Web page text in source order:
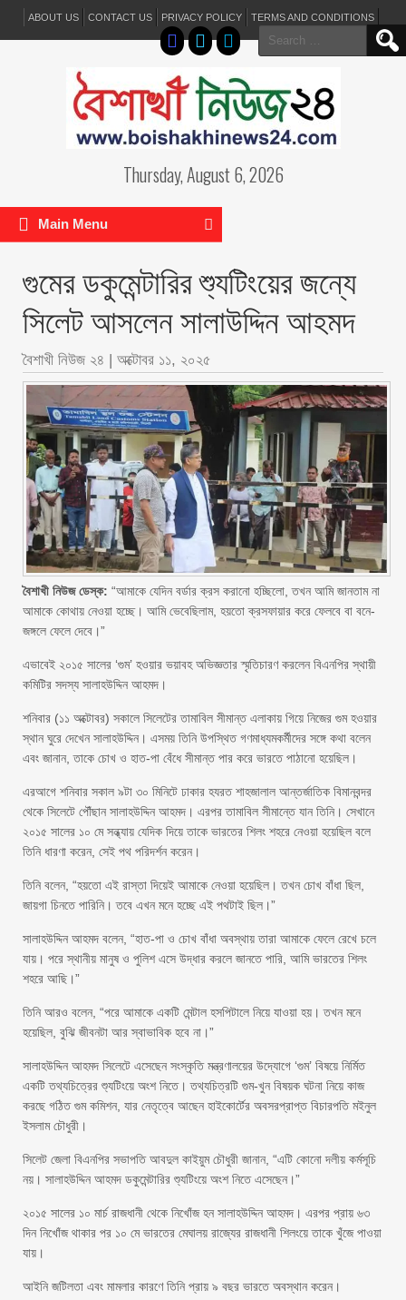
ABOUT US CONTACT US PRIVACY POLICY TERMS AND CONDITIONS
Search
for:
Thursday, August 6, 2026
Main Menu
গুমের ডকুমেন্টারির শ্যুটিংয়ের জন্যে
সিলেট আসলেন সালাউদ্দিন আহমদ
বৈশাখী নিউজ ২৪ | অক্টোবর ১১, ২০২৫
বৈশাখী নিউজ ডেস্ক: “আমাকে যেদিন বর্ডার ক্রস করানো হচ্ছিলো, তখন আমি জানতাম না
আমাকে কোথায় নেওয়া হচ্ছে। আমি ভেবেছিলাম, হয়তো ক্রসফায়ার করে ফেলবে বা বনে-
জঙ্গলে ফেলে দেবে।”
এভাবেই ২০১৫ সালের ‘গুম’ হওয়ার ভয়াবহ অভিজ্ঞতার স্মৃতিচারণ করলেন বিএনপির স্থায়ী
কমিটির সদস্য সালাহউদ্দিন আহমদ।
শনিবার (১১ অক্টোবর) সকালে সিলেটের তামাবিল সীমান্ত এলাকায় গিয়ে নিজের গুম হওয়ার
স্থান ঘুরে দেখেন সালাহউদ্দিন। এসময় তিনি উপস্থিত গণমাধ্যমকর্মীদের সঙ্গে কথা বলেন
এবং জানান, তাকে চোখ ও হাত-পা বেঁধে সীমান্ত পার করে ভারতে পাঠানো হয়েছিল।
এরআগে শনিবার সকাল ৯টা ৩০ মিনিটে ঢাকার হযরত শাহজালাল আন্তর্জাতিক বিমানবন্দর
থেকে সিলেটে পৌঁছান সালাহউদ্দিন আহমদ। এরপর তামাবিল সীমান্তে যান তিনি। সেখানে
২০১৫ সালের ১০ মে সন্ধ্যায় যেদিক দিয়ে তাকে ভারতের শিলং শহরে নেওয়া হয়েছিল বলে
তিনি ধারণা করেন, সেই পথ পরিদর্শন করেন।
তিনি বলেন, “হয়তো এই রাস্তা দিয়েই আমাকে নেওয়া হয়েছিল। তখন চোখ বাঁধা ছিল,
জায়গা চিনতে পারিনি। তবে এখন মনে হচ্ছে এই পথটাই ছিল।”
সালাহউদ্দিন আহমদ বলেন, “হাত-পা ও চোখ বাঁধা অবস্থায় তারা আমাকে ফেলে রেখে চলে
যায়। পরে স্থানীয় মানুষ ও পুলিশ এসে উদ্ধার করলে জানতে পারি, আমি ভারতের শিলং
শহরে আছি।”
তিনি আরও বলেন, “পরে আমাকে একটি মেন্টাল হসপিটালে নিয়ে যাওয়া হয়। তখন মনে
হয়েছিল, বুঝি জীবনটা আর স্বাভাবিক হবে না।”
সালাহউদ্দিন আহমদ সিলেটে এসেছেন সংস্কৃতি মন্ত্রণালয়ের উদ্যোগে ‘গুম’ বিষয়ে নির্মিত
একটি তথ্যচিত্রের শ্যুটিংয়ে অংশ নিতে। তথ্যচিত্রটি গুম-খুন বিষয়ক ঘটনা নিয়ে কাজ
করছে গঠিত গুম কমিশন, যার নেতৃত্বে আছেন হাইকোর্টের অবসরপ্রাপ্ত বিচারপতি মইনুল
ইসলাম চৌধুরী।
সিলেট জেলা বিএনপির সভাপতি আবদুল কাইয়ুম চৌধুরী জানান, “এটি কোনো দলীয় কর্মসূচি
নয়। সালাহউদ্দিন আহমদ ডকুমেন্টারির শ্যুটিংয়ে অংশ নিতে এসেছেন।”
২০১৫ সালের ১০ মার্চ রাজধানী থেকে নিখোঁজ হন সালাহউদ্দিন আহমদ। এরপর প্রায় ৬৩
দিন নিখোঁজ থাকার পর ১০ মে ভারতের মেঘালয় রাজ্যের রাজধানী শিলংয়ে তাকে খুঁজে পাওয়া
যায়।
আইনি জটিলতা এবং মামলার কারণে তিনি প্রায় ৯ বছর ভারতে অবস্থান করেন।